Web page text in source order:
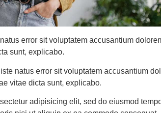
error sit voluptatem accusantium
sunt, explicabo.
natus error sit voluptatem accusantium
vitae dicta sunt, explicabo.
adipisicing elit, sed do eiusmod